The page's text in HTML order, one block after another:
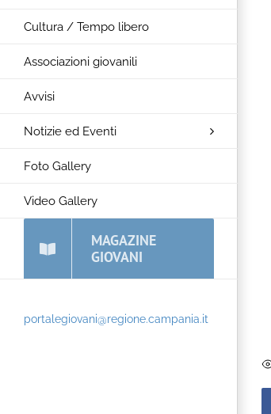
Cultura / Tempo libero
Associazioni giovanili
Avvisi
Notizie ed Eventi
Foto Gallery
Video Gallery
MAGAZINE
GIOVANI
portalegiovani@regione.campania.it